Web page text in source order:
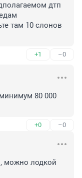
дтп
там 10 слонов
+1 –0
80 000
+0 –0
можно лодкой